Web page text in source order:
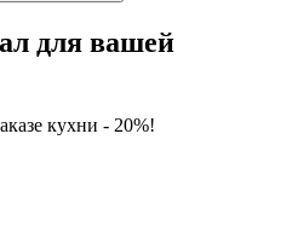
для вашей
кухни - 20%!